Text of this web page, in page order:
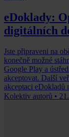
eDoklady:
digitálních
Jste připraveni na
konečně možné
Google Play a
akceptovat. Další
akceptaci eDokladů
Kolektiv autorů •